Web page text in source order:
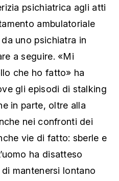
psichiatrica agli atti
ambulatoriale
uno psichiatra in
a seguire. «Mi
che ho fatto» ha
gli episodi di stalking
in parte, oltre alla
nei confronti dei
vie di fatto: sberle e
ha disatteso
mantenersi lontano